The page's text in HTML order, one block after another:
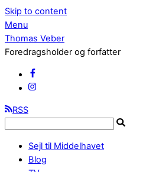
Skip to content
Menu
Thomas Veber
Foredragsholder og forfatter
RSS
Sejl til Middelhavet
Blog